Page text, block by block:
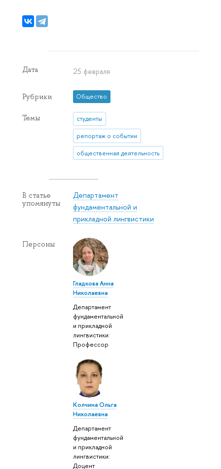
Дата 25 февраля
Рубрики Общество
Темы студенты
репортаж о событии
общественная деятельность
В статье
упомянуты
Департамент
фундаментальной и
прикладной лингвистики
Персоны
Гладкова Анна
Николаевна
Департамент
фундаментальной
и прикладной
лингвистики:
Профессор
Колчина Ольга
Николаевна
Департамент
фундаментальной
и прикладной
лингвистики:
Доцент